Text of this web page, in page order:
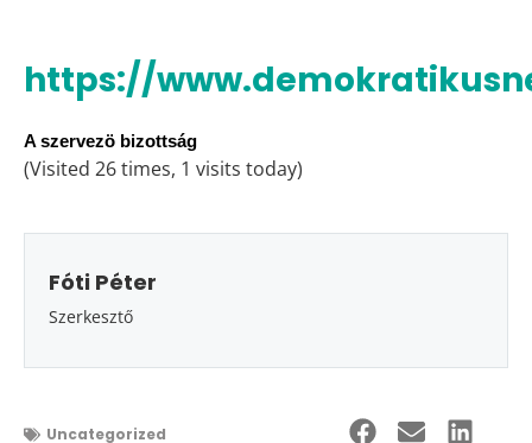
https://
A szervezö bizottság
(Visited 26 times, 1 visits today)
Fóti Péter
Szerkesztő
Uncategorized